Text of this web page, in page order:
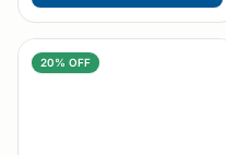
20% OFF